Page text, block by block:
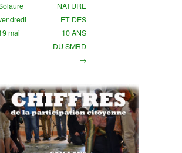
mai
NATURE
ET DES
10 ANS
DU SMRD
→